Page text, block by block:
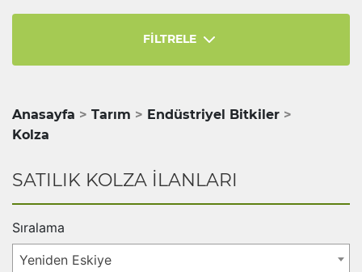
FİLTRELE
Anasayfa Tarım
Endüstriyel Bitkiler
Kolza
SATILIK KOLZA İLANLARI
Sıralama
Yeniden Eskiye